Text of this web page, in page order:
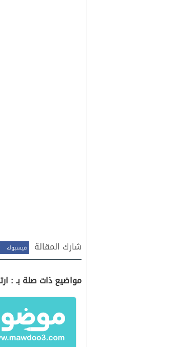
شارك المقالة فيسبوك
مواضيع ذات صلة بـ :